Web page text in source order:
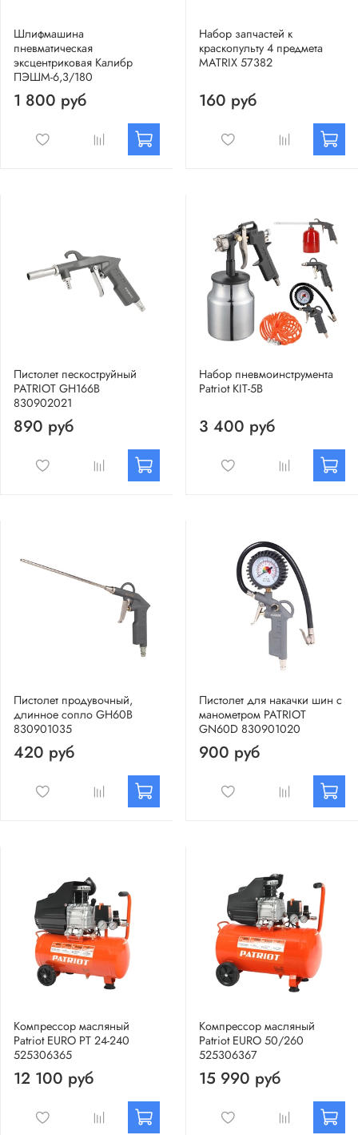
Шлифмашина
пневматическая
эксцентриковая Калибр
ПЭШМ-6,3/180
1 800 руб
Набор запчастей к
краскопульту 4 предмета
MATRIX 57382
160 руб
Пистолет пескоструйный
PATRIOT GH166B
830902021
890 руб
Набор пневмоинструмента
Patriot KIT-5B
3 400 руб
Пистолет продувочный,
длинное сопло GH60B
830901035
420 руб
Пистолет для накачки шин с
манометром PATRIOT
GN60D 830901020
900 руб
Компрессор масляный
Patriot EURO PT 24-240
525306365
12 100 руб
Компрессор масляный
Patriot EURO 50/260
525306367
15 990 руб